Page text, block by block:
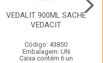
VEDALIT 900ML SACHE
VEDACIT
Código: 43850
Embalagem: UN
Caixa contém 6 un